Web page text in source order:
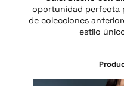
oportunidad perfecta
de colecciones
estilo